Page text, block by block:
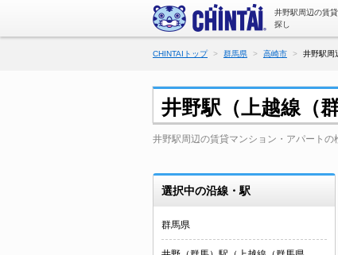
井野駅周辺の賃
探し
CHINTAIトップ 群馬県 高崎市 井野駅周
井野駅（上越線（
井野駅周辺の賃貸マンション・アパート
選択中の沿線・駅
群馬県